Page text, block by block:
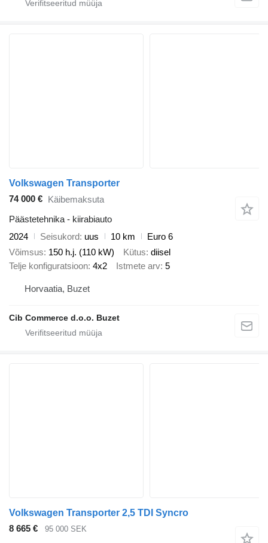
Volkswagen Transporter
74 000 € Käibemaksuta
Päästetehnika - kiirabiauto
2024
Seisukord uus 10 km
Euro 6
Võimsus 150 h.j. (110 kW) Kütus diisel
Telje konfiguratsioon 4x2 Istmete arv 5
Horvaatia, Buzet
Cib Commerce d.o.o. Buzet
Volkswagen Transporter 2,5 TDI Syncro
8 665 €
95 000 SEK